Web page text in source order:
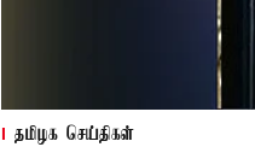
தமிழக செய்திகள்